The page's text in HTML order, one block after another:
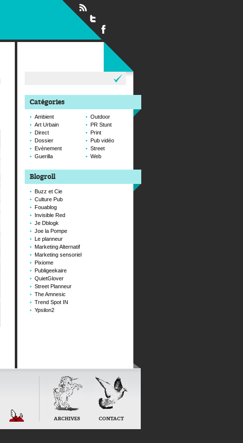
Catégories
Ambient
Art Urbain
Direct
Dossier
Evènement
Guerilla
Outdoor
PR Stunt
Print
Pub vidéo
Street
Web
Blogroll
Buzz et Cie
Culture Pub
Fouablog
Invisible Red
Je Dblogk
Joe la Pompe
Le planneur
Marketing Alternatif
Marketing sensoriel
Pixiome
Publigeekaire
QuietGlover
Street Planneur
The Amnesic
Trend Spot IN
Ypsilon2
ARCHIVES CONTACT